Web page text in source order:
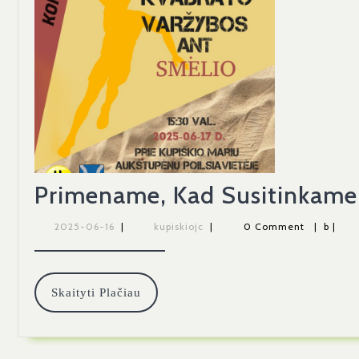
Primename, Kad
2025-06-16 2025-
| kupiskiojc kupiskiojc
| 0 Comment | b |
Skaityti Plačiau
Skaityti